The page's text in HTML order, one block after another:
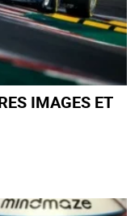
IMAGES ET